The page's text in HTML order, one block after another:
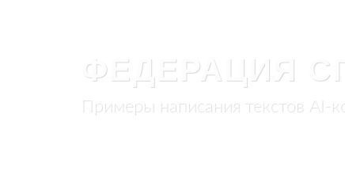
ФЕДЕРАЦИЯ
Примеры написания текстов AI-